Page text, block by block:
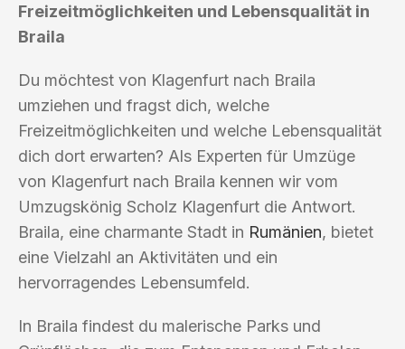
Freizeitmöglichkeiten und Lebensqualität in
Braila
Du möchtest von Klagenfurt nach Braila
umziehen und fragst dich, welche
Freizeitmöglichkeiten und welche Lebensqualität
dich dort erwarten? Als Experten für Umzüge
von Klagenfurt nach Braila kennen wir vom
Umzugskönig Scholz Klagenfurt die Antwort.
Braila, eine charmante Stadt in Rumänien, bietet
eine Vielzahl an Aktivitäten und ein
hervorragendes Lebensumfeld.
In Braila findest du malerische Parks und